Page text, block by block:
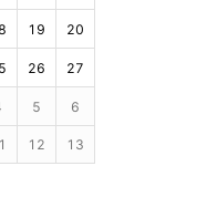
19 20
26 27
5 6
12 13